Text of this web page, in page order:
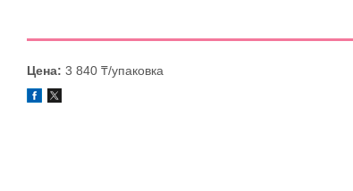
Цена: 3 840 ₸/упаковка